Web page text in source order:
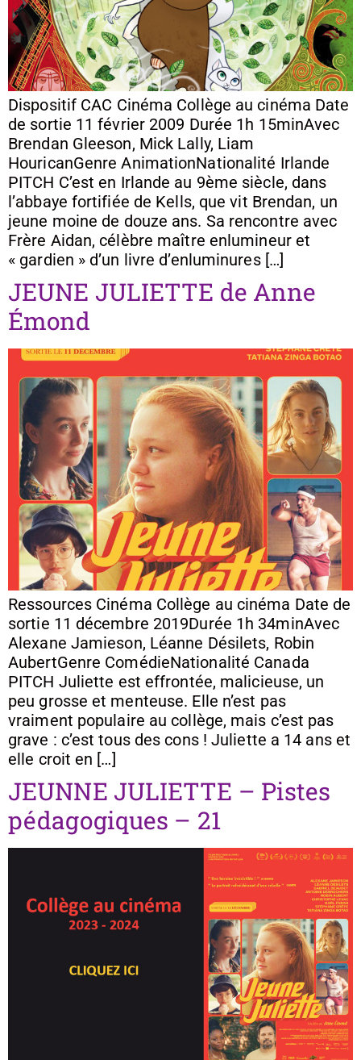
Dispositif CAC Cinéma Collège au cinéma Date
de sortie 11 février 2009 Durée 1h 15minAvec
Brendan Gleeson, Mick Lally, Liam
HouricanGenre AnimationNationalité Irlande
PITCH C’est en Irlande au 9ème siècle, dans
l’abbaye fortifiée de Kells, que vit Brendan, un
jeune moine de douze ans. Sa rencontre avec
Frère Aidan, célèbre maître enlumineur et
« gardien » d’un livre d’enluminures […]
JEUNE JULIETTE de Anne
Émond
Ressources Cinéma Collège au cinéma Date de
sortie 11 décembre 2019Durée 1h 34minAvec
Alexane Jamieson, Léanne Désilets, Robin
AubertGenre ComédieNationalité Canada
PITCH Juliette est effrontée, malicieuse, un
peu grosse et menteuse. Elle n’est pas
vraiment populaire au collège, mais c’est pas
grave : c’est tous des cons ! Juliette a 14 ans et
elle croit en […]
JEUNNE JULIETTE – Pistes
pédagogiques – 21